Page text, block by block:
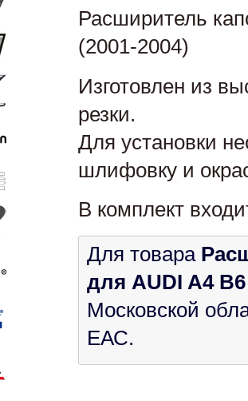
Расширитель
(2001-2004)
Изготовлен из
резки.
Для установки
шлифовку и
В комплект
Для товара
для AUDI A4
Московской
ЕАС.